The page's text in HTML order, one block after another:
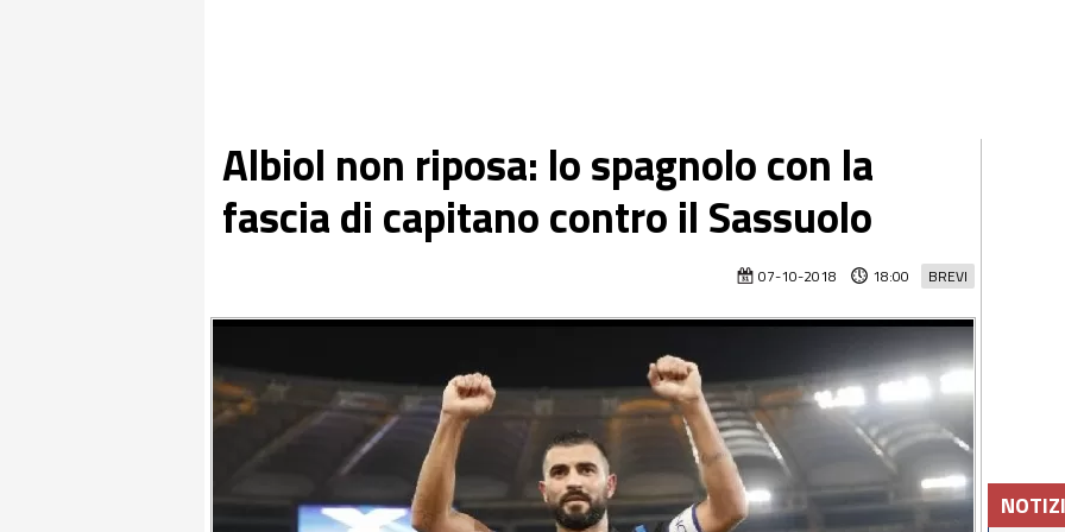
Albiol non riposa: lo spagnolo con la
fascia di capitano contro il Sassuolo
BREVI
07-10-2018 18:00